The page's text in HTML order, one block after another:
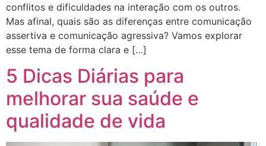
conflitos e dificuldades na interação com os outros.
Mas afinal, quais são as diferenças entre comunicação
assertiva e comunicação agressiva? Vamos explorar
esse tema de forma clara e […]
5 Dicas Diárias para
melhorar sua saúde e
qualidade de vida